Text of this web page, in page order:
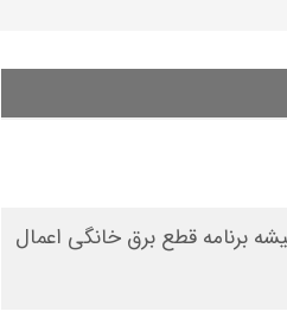
برنامه قطع برق خانگی اعمال